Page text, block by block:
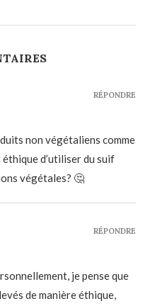
non végétaliens comme
d’utiliser du suif
végétales? 🤔
RÉPONDRE
je pense que
de manière éthique,
RÉPONDRE